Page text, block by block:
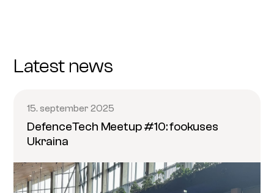
Latest news
15. september 2025
DefenceTech Meetup #10: fookuses
Ukraina